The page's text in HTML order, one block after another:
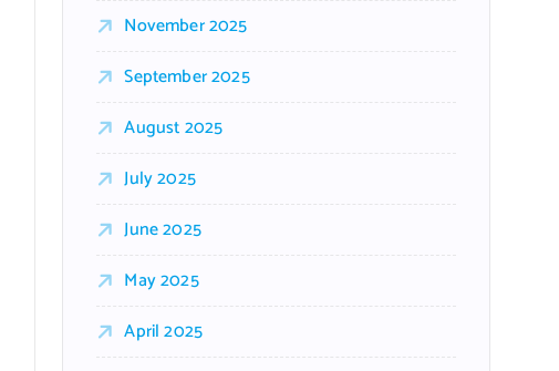
November 2025
September 2025
August 2025
July 2025
June 2025
May 2025
April 2025